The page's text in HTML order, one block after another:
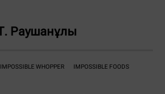
Раушанұлы
IMPOSSIBLE WHOPPER IMPOSSIBLE FOODS